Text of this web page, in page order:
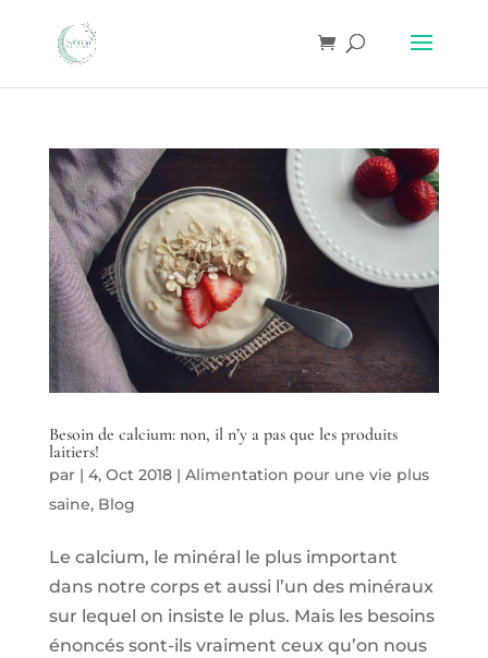
Besoin de calcium: non, il n’y a pas que les produits
laitiers!
par | 4, Oct 2018| Alimentation pour une vie plus
saine, Blog
Le calcium, le minéral le plus important
dans notre corps et aussi l’un des minéraux
sur lequel on insiste le plus. Mais les besoins
énoncés sont-ils vraiment ceux qu’on nous